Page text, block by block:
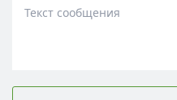
Текст сообщения